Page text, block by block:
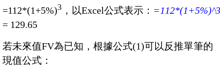
=112*(1+5%)3 ，以Excel公式表示： =112*(1+5%)^3
= 129.65
若未來值FV為已知，根據公式(1)可以反推單筆的
現值公式：